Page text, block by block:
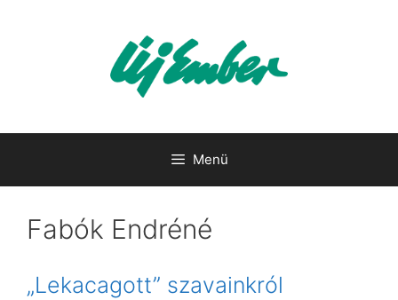
Menü
Fabók Endréné
„Lekacagott” szavainkról